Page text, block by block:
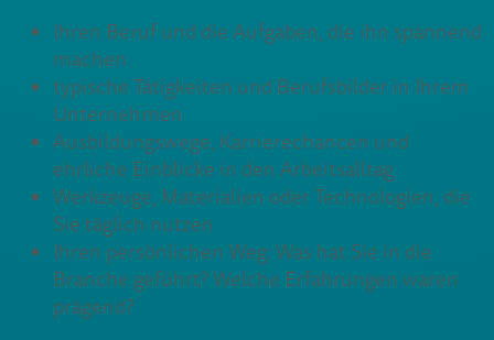
Ihren Beruf und die Aufgaben, die ihn spannend
machen
typische Tätigkeiten und Berufsbilder in Ihrem
Unternehmen
Ausbildungswege, Karrierechancen und
ehrliche Einblicke in den Arbeitsalltag
Werkzeuge, Materialien oder Technologien, die
Sie täglich nutzen
Ihren persönlichen Weg: Was hat Sie in die
Branche geführt? Welche Erfahrungen waren
prägend?